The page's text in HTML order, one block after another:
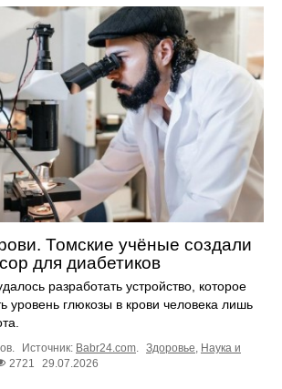
Томские учёные создали
для диабетиков
разработать устройство, которое
уровень глюкозы в крови человека лишь
Источник: Babr24.com Здоровье Наука и
2721 29.07.2026